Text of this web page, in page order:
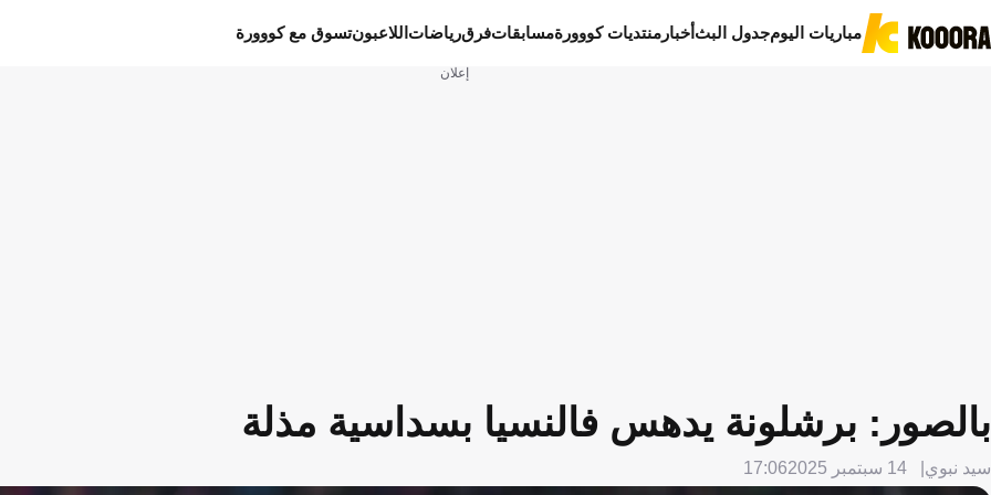
مباريات اليومجدول البثأخبار منتديات كووورةمسابقاتفرقرياضات اللاعبونتسوق مع كووورة
إعلان
بالصور: برشلونة يدهس فالنسيا بسداسية مذلة
سيد نبوي 14 سبتمبر 2025 17:06